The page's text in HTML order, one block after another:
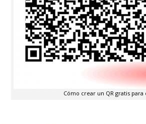
Cómo crear un QR gratis